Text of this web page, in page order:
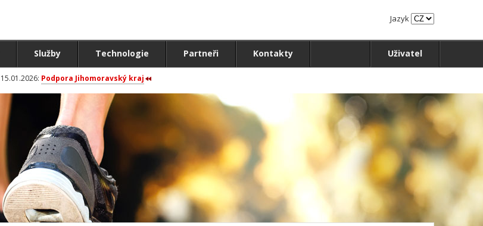
Jazyk
Služby Technologie Partneři Kontakty Uživatel
15.01.2026: Podpora Jihomoravský kraj